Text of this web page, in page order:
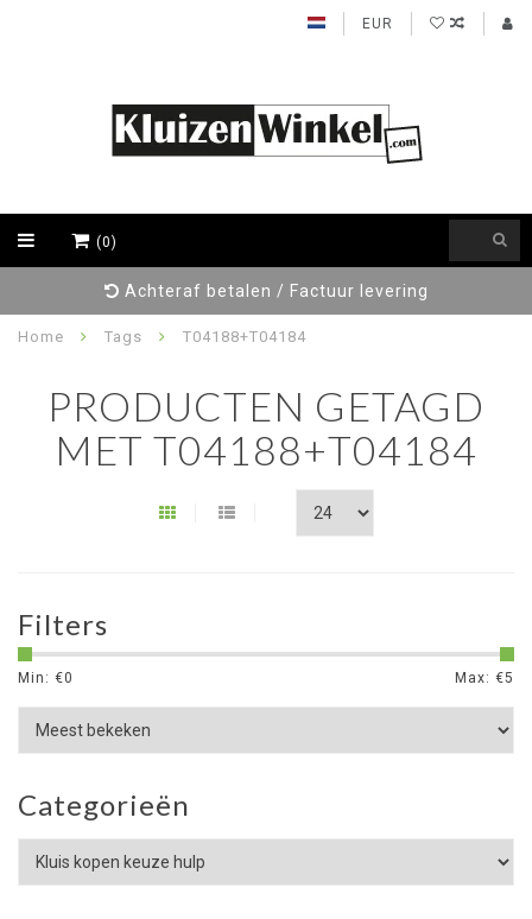
EUR
(0)
Achteraf betalen / Factuur levering
Home Tags T04188+T04184
PRODUCTEN GETAGD
MET T04188+T04184
Filters
Min: €0 Max: €5
Categorieën